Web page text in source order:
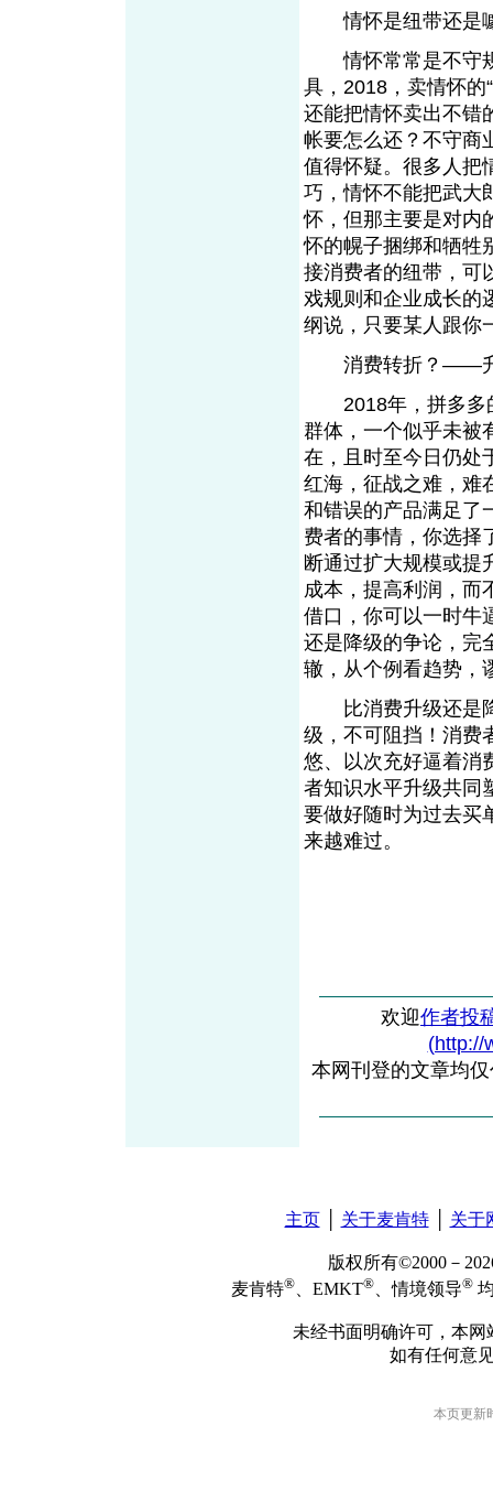
情怀是纽带还是
情怀常常是不守规
具，2018，卖情怀的
还能把情怀卖出不错
帐要怎么还？不守商
值得怀疑。很多人把
巧，情怀不能把武大
怀，但那主要是对内
怀的幌子捆绑和牺牲
接消费者的纽带，可
戏规则和企业成长的
纲说，只要某人跟
消费转折？——升
2018年，拼多多的
群体，一个似乎未被
在，且时至今日仍处
红海，征战之难，难
和错误的产品满足
费者的事情，你选择
断通过扩大规模或提
成本，提高利润，而
借口，你可以一时牛
还是降级的争论，完
辙，从个例看趋势，
比消费升级还是降
级，不可阻挡！消费
悠、以次充好逼着消
者知识水平升级共同
要做好随时为过去买
来越难过。
欢迎作者投
(http://
本网刊登的文章均
主页│ 关于麦肯特│ 关于
版权所有©2000－
麦肯特® 、EMKT® 、情境领导®
未经书面明确许可，本
如有任何意
本页更新